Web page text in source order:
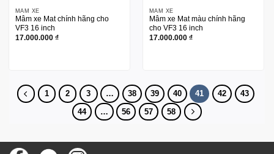
MÂM XE
Mâm xe Mat chính hãng cho
VF3 16 inch
17.000.000 ₫
MÂM XE
Mâm xe Mat màu chính hãng
cho VF3 16 inch
17.000.000 ₫
1 2 3 … 38 39 40 41 42
43
44
… 56 57 58